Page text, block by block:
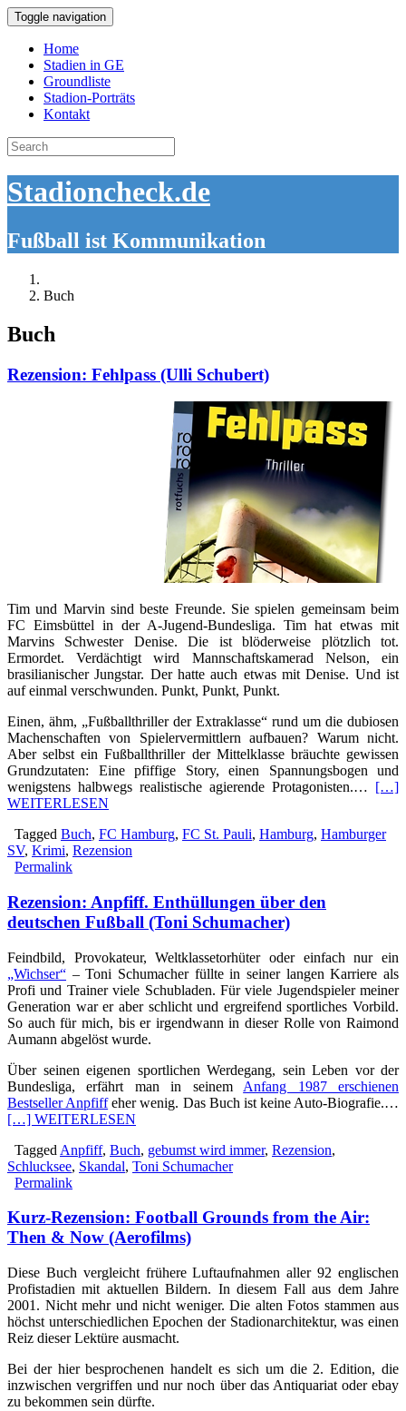
Toggle navigation
Home
Stadien in GE
Groundliste
Stadion-Porträts
Kontakt
Search
for:
Stadioncheck.de
Fußball ist Kommunikation
Buch
Buch
Rezension: Fehlpass (Ulli Schubert)
Tim und Marvin sind beste Freunde. Sie spielen gemeinsam beim
FC Eimsbüttel in der A-Jugend-Bundesliga. Tim hat etwas mit
Marvins Schwester Denise. Die ist blöderweise plötzlich tot.
Ermordet. Verdächtigt wird Mannschaftskamerad Nelson, ein
brasilianischer Jungstar. Der hatte auch etwas mit Denise. Und ist
auf einmal verschwunden. Punkt, Punkt, Punkt.
Einen, ähm, „Fußballthriller der Extraklasse“ rund um die dubiosen
Machenschaften von Spielervermittlern aufbauen? Warum nicht.
Aber selbst ein Fußballthriller der Mittelklasse bräuchte gewissen
Grundzutaten: Eine pfiffige Story, einen Spannungsbogen und
wenigstens halbwegs realistische agierende Protagonisten.… […]
WEITERLESEN
Tagged Buch, FC Hamburg, FC St. Pauli, Hamburg, Hamburger
SV, Krimi, Rezension
Permalink
Rezension: Anpfiff. Enthüllungen über den
deutschen Fußball (Toni Schumacher)
Feindbild, Provokateur, Weltklassetorhüter oder einfach nur ein
„Wichser“ – Toni Schumacher füllte in seiner langen Karriere als
Profi und Trainer viele Schubladen. Für viele Jugendspieler meiner
Generation war er aber schlicht und ergreifend sportliches Vorbild.
So auch für mich, bis er irgendwann in dieser Rolle von Raimond
Aumann abgelöst wurde.
Über seinen eigenen sportlichen Werdegang, sein Leben vor der
Bundesliga, erfährt man in seinem Anfang 1987 erschienen
Bestseller Anpfiffeher wenig. Das Buch ist keine Auto-Biografie.…
[…] WEITERLESEN
Tagged Anpfiff, Buch, gebumst wird immer, Rezension,
Schlucksee, Skandal, Toni Schumacher
Permalink
Kurz-Rezension: Football Grounds from the Air:
Then & Now (Aerofilms)
Diese Buch vergleicht frühere Luftaufnahmen aller 92 englischen
Profistadien mit aktuellen Bildern. In diesem Fall aus dem Jahre
2001. Nicht mehr und nicht weniger. Die alten Fotos stammen aus
höchst unterschiedlichen Epochen der Stadionarchitektur, was einen
Reiz dieser Lektüre ausmacht.
Bei der hier besprochenen handelt es sich um die 2. Edition, die
inzwischen vergriffen und nur noch über das Antiquariat oder ebay
zu bekommen sein dürfte.